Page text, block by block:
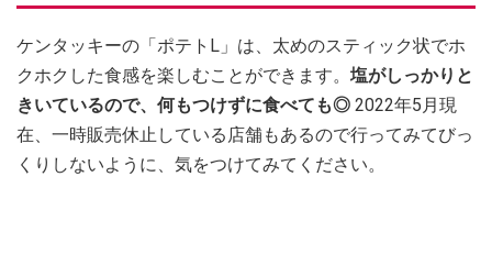
ケンタッキーの「ポテトL」は、太めのスティック状でホ
クホクした食感を楽しむことができます。 塩がしっかりと
きいているので、何もつけずに食べても◎ 2022年5月現
在、一時販売休止している店舗もあるので行ってみてびっ
くりしないように、気をつけてみてください。